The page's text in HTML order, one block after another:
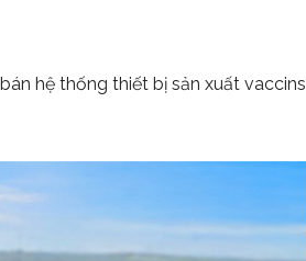
hệ thống thiết bị sản xuất vaccins